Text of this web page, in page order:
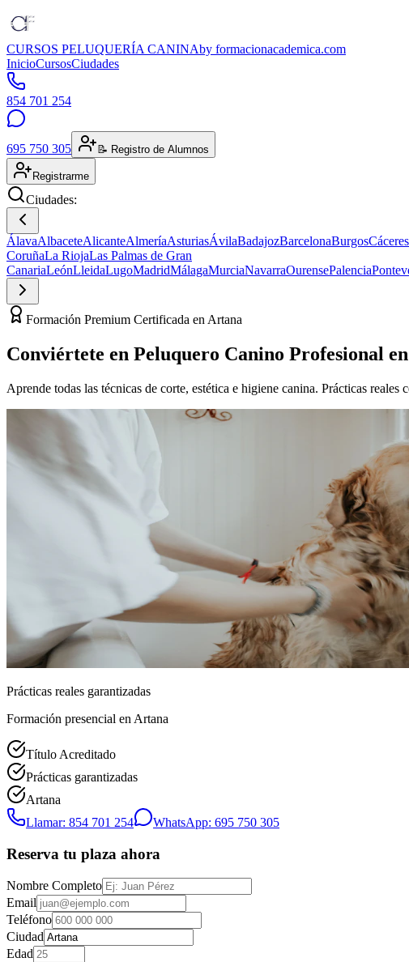
CURSOS PELUQUERÍA CANINAby formacionacademica.com
InicioCursosCiudades
854 701 254
695 750 305 📝 Registro de Alumnos
Registrarme
Ciudades:
ÁlavaAlbaceteAlicanteAlmeríaAsturiasÁvilaBadajozBarcelonaBurgosCáceres
CoruñaLa RiojaLas Palmas de Gran
CanariaLeónLleidaLugoMadridMálagaMurciaNavarraOurensePalencia
Formación Premium Certificada en Artana
Conviértete en Peluquero Canino Profesional
Aprende todas las técnicas de corte, estética e higiene canina. Prácticas
Prácticas reales garantizadas
Formación presencial en Artana
Título Acreditado
Prácticas garantizadas
Artana
Llamar: 854 701 254
WhatsApp: 695 750 305
Reserva tu plaza ahora
Nombre Completo
Email
Teléfono
Ciudad
Edad